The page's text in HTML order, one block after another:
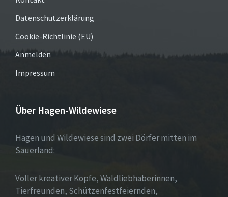
Datenschutzerklärung
Cookie-Richtlinie (EU)
Anmelden
Impressum
Über Hagen-Wildewiese
Hagen und Wildewiese sind zwei Dörfer mitten im
Sauerland:
Voller kreativer Köpfe, Waldliebhaberinnen,
Tierfreunden, Schützenfestfeiernden,